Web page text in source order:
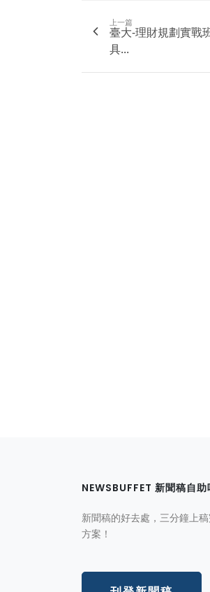
上一篇
臺大-理財規劃實戰
具...
NEWSBUFFET 新聞稿自助
新聞稿的好去處，三分鐘上
方案！